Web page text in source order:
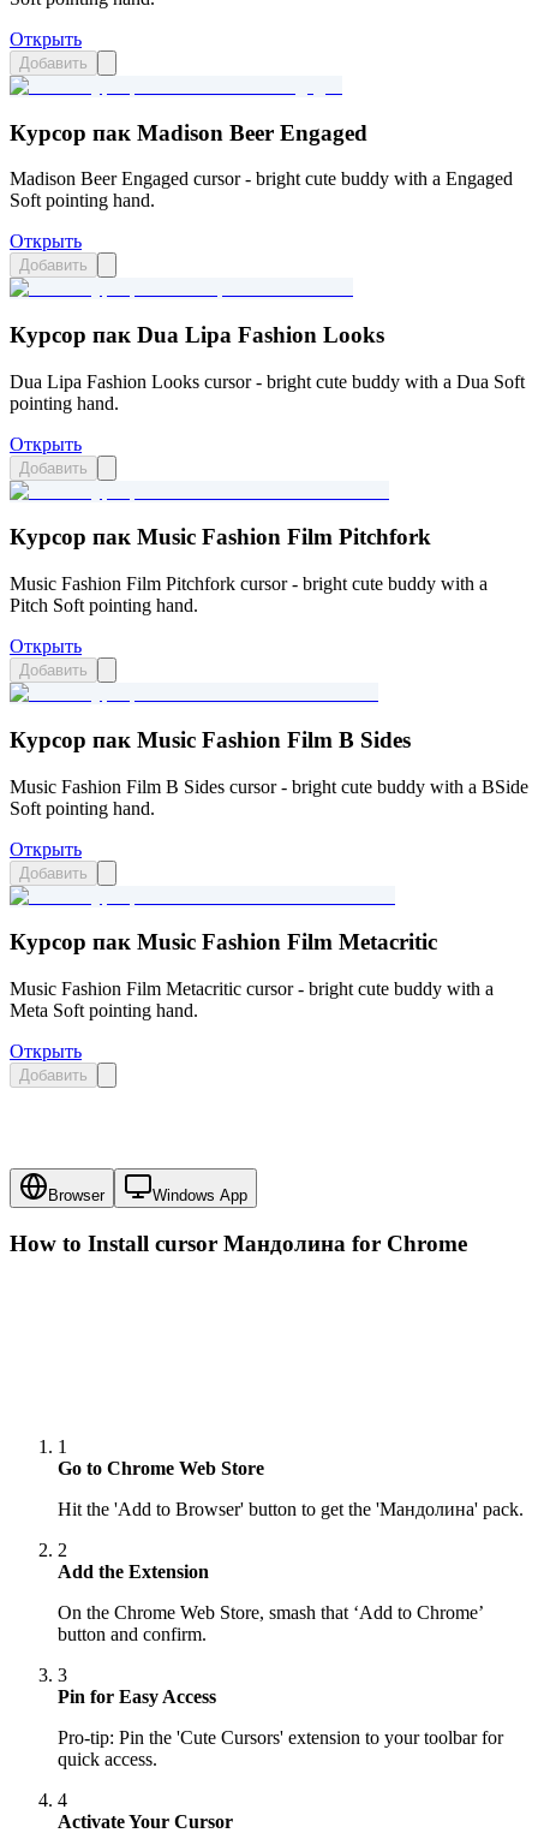
Открыть
Добавить
Курсор пак Madison Beer Engaged
Madison Beer Engaged cursor - bright cute buddy with a Engaged
Soft pointing hand.
Открыть
Добавить
Курсор пак Dua Lipa Fashion Looks
Dua Lipa Fashion Looks cursor - bright cute buddy with a Dua Soft
pointing hand.
Открыть
Добавить
Курсор пак Music Fashion Film Pitchfork
Music Fashion Film Pitchfork cursor - bright cute buddy with a
Pitch Soft pointing hand.
Открыть
Добавить
Курсор пак Music Fashion Film B Sides
Music Fashion Film B Sides cursor - bright cute buddy with a BSide
Soft pointing hand.
Открыть
Добавить
Курсор пак Music Fashion Film Metacritic
Music Fashion Film Metacritic cursor - bright cute buddy with a
Meta Soft pointing hand.
Открыть
Добавить
Browser Windows App
How to Install cursor Мандолина for Chrome
1
Go to Chrome Web Store
Hit the 'Add to Browser' button to get the 'Мандолина' pack.
2
Add the Extension
On the Chrome Web Store, smash that ‘Add to Chrome’
button and confirm.
3
Pin for Easy Access
Pro-tip: Pin the 'Cute Cursors' extension to your toolbar for
quick access.
4
Activate Your Cursor